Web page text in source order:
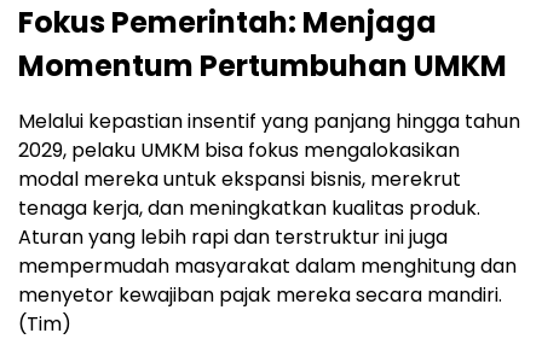
Fokus Pemerintah: Menjaga
Momentum Pertumbuhan UMKM
Melalui kepastian insentif yang panjang hingga tahun
2029, pelaku UMKM bisa fokus mengalokasikan
modal mereka untuk ekspansi bisnis, merekrut
tenaga kerja, dan meningkatkan kualitas produk.
Aturan yang lebih rapi dan terstruktur ini juga
mempermudah masyarakat dalam menghitung dan
menyetor kewajiban pajak mereka secara mandiri.
(Tim)